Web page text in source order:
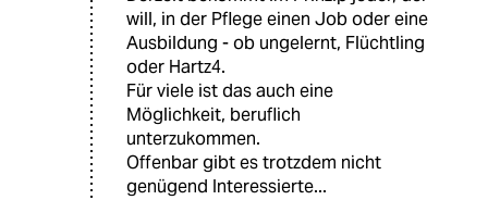
will, in der Pflege einen Job oder eine
Ausbildung - ob ungelernt, Flüchtling
oder Hartz4.
Für viele ist das auch eine
Möglichkeit, beruflich
unterzukommen.
Offenbar gibt es trotzdem nicht
genügend Interessierte...